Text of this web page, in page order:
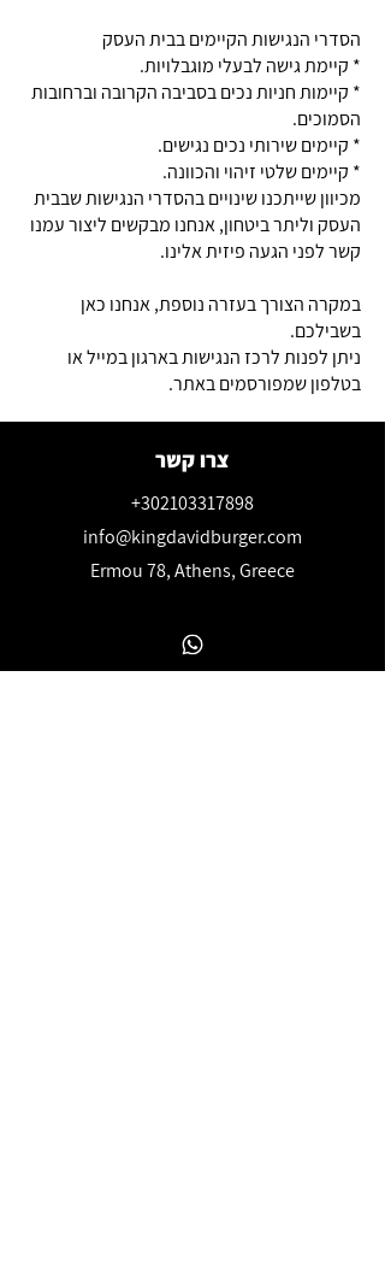
הסדרי הנגישות הקיימים בבית העסק
* קיימת גישה לבעלי מוגבלויות.
* קיימות חניות נכים בסביבה הקרובה וברחובות
הסמוכים.
* קיימים שירותי נכים נגישים.
* קיימים שלטי זיהוי והכוונה.
מכיוון שייתכנו שינויים בהסדרי הנגישות שבבית
העסק וליתר ביטחון, אנחנו מבקשים ליצור עמנו
קשר לפני הגעה פיזית אלינו.
במקרה הצורך בעזרה נוספת, אנחנו כאן
בשבילכם.
ניתן לפנות לרכז הנגישות בארגון במייל או
בטלפון שמפורסמים באתר.
צרו קשר
+302103317898
info@kingdavidburger.com
Ermou 78, Athens, Greece
מוזמנים להשאיר פרטים ונחזור אליכם בהקדם.